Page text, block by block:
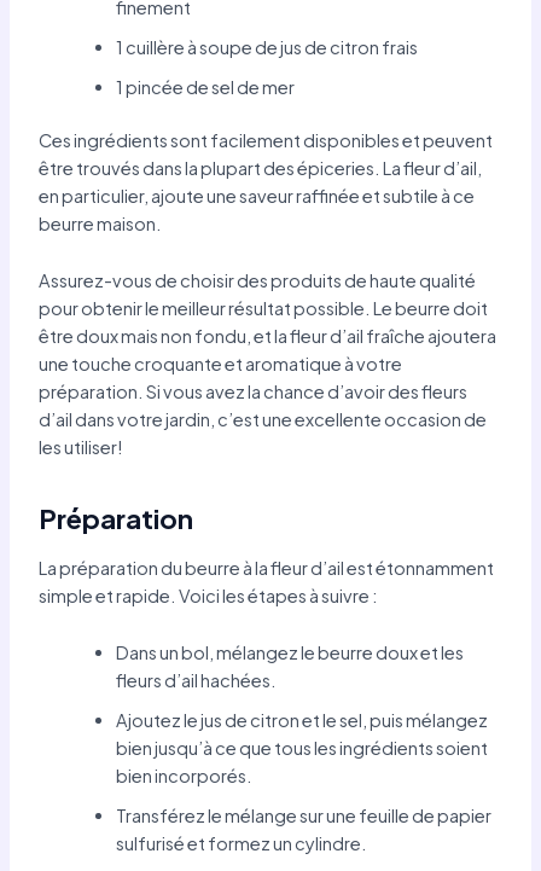
finement
1 cuillère à soupe de jus de citron frais
1 pincée de sel de mer
Ces ingrédients sont facilement disponibles et peuvent
être trouvés dans la plupart des épiceries. La fleur d’ail,
en particulier, ajoute une saveur raffinée et subtile à ce
beurre maison.
Assurez-vous de choisir des produits de haute qualité
pour obtenir le meilleur résultat possible. Le beurre doit
être doux mais non fondu, et la fleur d’ail fraîche ajoutera
une touche croquante et aromatique à votre
préparation. Si vous avez la chance d’avoir des fleurs
d’ail dans votre jardin, c’est une excellente occasion de
les utiliser!
Préparation
La préparation du beurre à la fleur d’ail est étonnamment
simple et rapide. Voici les étapes à suivre :
Dans un bol, mélangez le beurre doux et les
fleurs d’ail hachées.
Ajoutez le jus de citron et le sel, puis mélangez
bien jusqu’à ce que tous les ingrédients soient
bien incorporés.
Transférez le mélange sur une feuille de papier
sulfurisé et formez un cylindre.